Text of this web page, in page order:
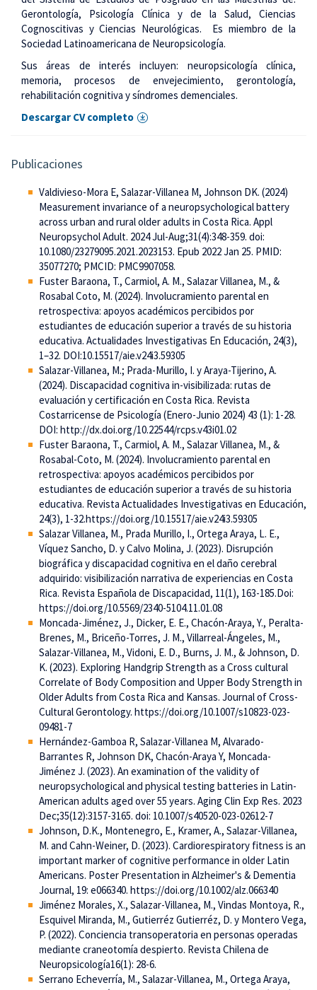
Gerontología, Psicología Clínica y de la Salud, Ciencias
Cognoscitivas y Ciencias Neurológicas. Es miembro de la
Sociedad Latinoamericana de Neuropsicología.
Sus áreas de interés incluyen: neuropsicología clínica,
memoria, procesos de envejecimiento, gerontología,
rehabilitación cognitiva y síndromes demenciales.
Descargar CV completo
Publicaciones
Valdivieso-Mora E, Salazar-Villanea M, Johnson DK. (2024)
Measurement invariance of a neuropsychological battery
across urban and rural older adults in Costa Rica. Appl
Neuropsychol Adult. 2024 Jul-Aug;31(4):348-359. doi:
10.1080/23279095.2021.2023153. Epub 2022 Jan 25. PMID:
35077270; PMCID: PMC9907058.
Fuster Baraona, T., Carmiol, A. M., Salazar Villanea, M., &
Rosabal Coto, M. (2024). Involucramiento parental en
retrospectiva: apoyos académicos percibidos por
estudiantes de educación superior a través de su historia
educativa. Actualidades Investigativas En Educación, 24(3),
1–32. DOI:10.15517/aie.v24i3.59305
Salazar-Villanea, M.; Prada-Murillo, I. y Araya-Tijerino, A.
(2024). Discapacidad cognitiva in-visibilizada: rutas de
evaluación y certificación en Costa Rica. Revista
Costarricense de Psicología (Enero-Junio 2024) 43 (1): 1-28.
DOI: http://dx.doi.org/10.22544/rcps.v43i01.02
Fuster Baraona, T., Carmiol, A. M., Salazar Villanea, M., &
Rosabal-Coto, M. (2024). Involucramiento parental en
retrospectiva: apoyos académicos percibidos por
estudiantes de educación superior a través de su historia
educativa. Revista Actualidades Investigativas en Educación,
24(3), 1-32.https://doi.org/10.15517/aie.v24i3.59305
Salazar Villanea, M., Prada Murillo, I., Ortega Araya, L. E.,
Víquez Sancho, D. y Calvo Molina, J. (2023). Disrupción
biográfica y discapacidad cognitiva en el daño cerebral
adquirido: visibilización narrativa de experiencias en Costa
Rica. Revista Española de Discapacidad, 11(1), 163-185.Doi:
https://doi.org/10.5569/2340-5104.11.01.08
Moncada-Jiménez, J., Dicker, E. E., Chacón-Araya, Y., Peralta-
Brenes, M., Briceño-Torres, J. M., Villarreal-Ángeles, M.,
Salazar-Villanea, M., Vidoni, E. D., Burns, J. M., & Johnson, D.
K. (2023). Exploring Handgrip Strength as a Cross cultural
Correlate of Body Composition and Upper Body Strength in
Older Adults from Costa Rica and Kansas. Journal of Cross-
Cultural Gerontology. https://doi.org/10.1007/s10823-023-
09481-7
Hernández-Gamboa R, Salazar-Villanea M, Alvarado-
Barrantes R, Johnson DK, Chacón-Araya Y, Moncada-
Jiménez J. (2023). An examination of the validity of
neuropsychological and physical testing batteries in Latin-
American adults aged over 55 years. Aging Clin Exp Res. 2023
Dec;35(12):3157-3165. doi: 10.1007/s40520-023-02612-7
Johnson, D.K., Montenegro, E., Kramer, A., Salazar-Villanea,
M. and Cahn-Weiner, D. (2023). Cardiorespiratory fitness is an
important marker of cognitive performance in older Latin
Americans. Poster Presentation in Alzheimer's & Dementia
Journal, 19: e066340. https://doi.org/10.1002/alz.066340
Jiménez Morales, X., Salazar-Villanea, M., Vindas Montoya, R.,
Esquivel Miranda, M., Gutierréz Gutierréz, D. y Montero Vega,
P. (2022). Conciencia transoperatoria en personas operadas
mediante craneotomía despierto. Revista Chilena de
Neuropsicología16(1): 28-6.
Serrano Echeverría, M., Salazar-Villanea, M., Ortega Araya,